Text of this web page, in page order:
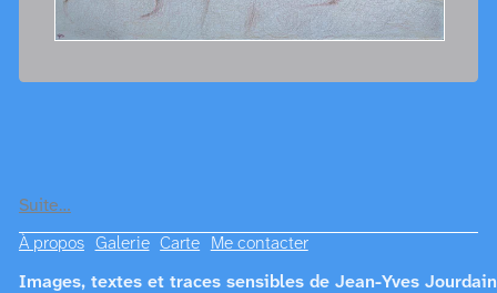
Suite…
À propos Galerie Carte Me contacter
Images, textes et traces sensibles de Jean-Yves Jourdain